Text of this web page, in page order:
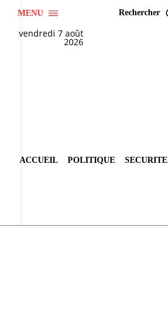
MENU Rechercher
vendredi 7 août
2026
ACCUEIL POLITIQUE SECURITE